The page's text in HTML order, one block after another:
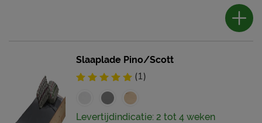
Slaaplade Pino/Scott
(1)
Levertijdindicatie: 2 tot 4 weken